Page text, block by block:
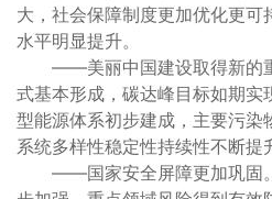
大，社会保障制度更加优化更
水平明显提升。
——美丽中国建设取得新的重
式基本形成，碳达峰目标如期实
型能源体系初步建成，主要污染
系统多样性稳定性持续性不断提
——国家安全屏障更加巩固。